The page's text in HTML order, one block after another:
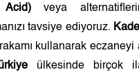
Acid)veya
tavsiye ediyoruz.
rakamı kullanarak eczaneyi
ülkesinde birçok